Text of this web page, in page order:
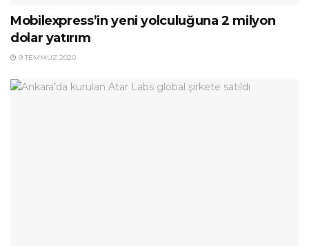
Mobilexpress’in yeni yolculuğuna 2 milyon
dolar yatırım
9 TEMMUZ 2020